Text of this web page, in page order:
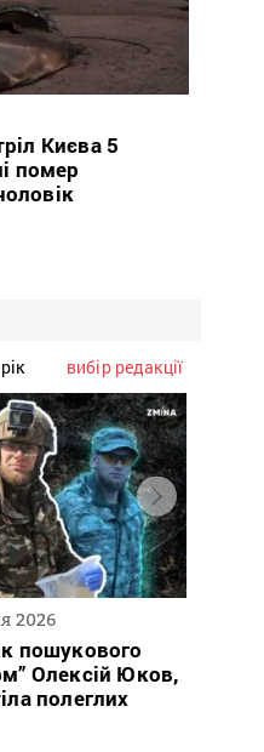
Києва 5
помер
вибір редакції
2026
пошукового
Олексій Юков,
полеглих